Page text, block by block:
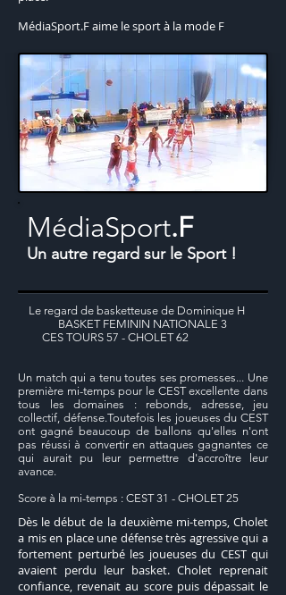
MédiaSport.F aime le sport à la mode F
MédiaSport.F
Un autre regard sur le Sport !
Le regard de basketteuse de Dominique H
BASKET FEMININ NATIONALE 3
CES TOURS 57 - CHOLET 62
Un match qui a tenu toutes ses promesses... Une
première mi-temps pour le CEST excellente dans
tous les domaines : rebonds, adresse, jeu
collectif, défense.Toutefois les joueuses du CEST
ont gagné beaucoup de ballons qu'elles n'ont
pas réussi à convertir en attaques gagnantes ce
qui aurait pu leur permettre d'accroître leur
avance.
Score à la mi-temps : CEST 31 - CHOLET 25
Dès le début de la deuxième mi-temps, Cholet
a mis en place une défense très agressive qui a
fortement perturbé les joueuses du CEST qui
avaient perdu leur basket. Cholet reprenait
confiance, revenait au score puis dépassait le